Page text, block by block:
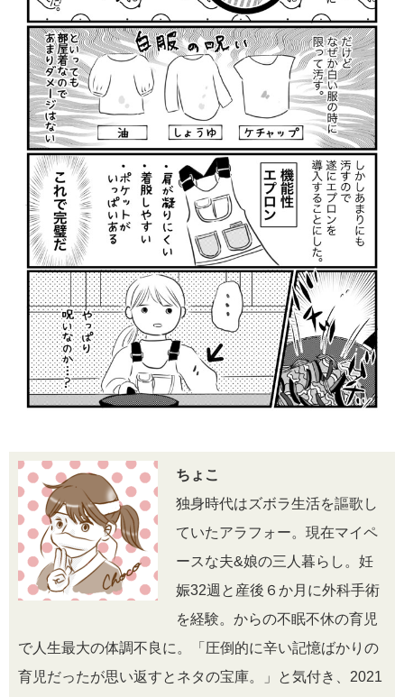
ちょこ
独身時代はズボラ生活を謳歌し
ていたアラフォー。現在マイペ
ースな夫&娘の三人暮らし。妊
娠32週と産後６か月に外科手術
を経験。からの不眠不休の育児
で人生最大の体調不良に。「圧倒的に辛い記憶ばかりの
育児だったが思い返すとネタの宝庫。」と気付き、2021